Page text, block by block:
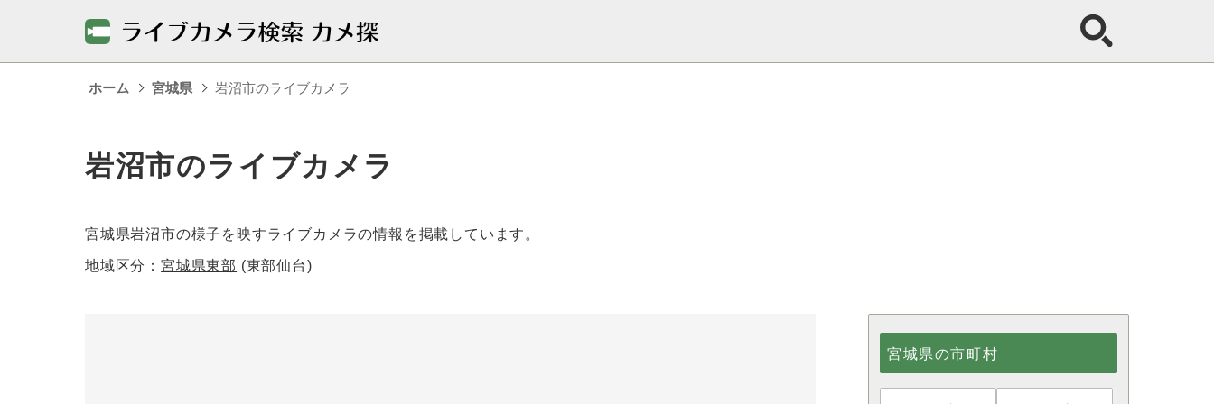
ホーム 宮城県 岩沼市のライブカメラ
岩沼市のライブカメラ
宮城県岩沼市の様子を映すライブカメラの情報を掲載しています。
地域区分：宮城県東部 (東部仙台)
宮城県の市町村